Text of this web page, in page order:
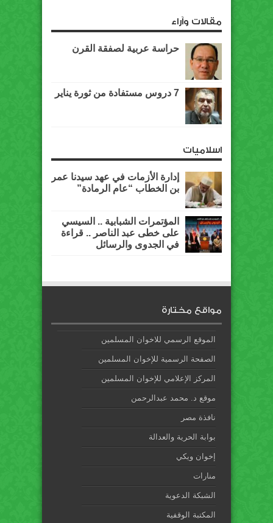
مقالات وآراء
حراسة عربية لصفقة القرن
7 دروس مستفادة من ثورة يناير
اسلاميات
إدارة الأزمات في عهد سيدنا عمر
بن الخطاب “عام الرمادة”
المؤتمرات الشبابية .. السيسي
على خطى عبد الناصر .. قراءة
في الجدوى والرسائل
مواقع مختارة
الموقع الرسمي للاخوان المسلمين
الصفحة الرسمية للإخوان المسلمين
المركز الإعلامي للإخوان المسلمين
موقع د. محمد عبدالرحمن
نافذة مصر
بوابة الحرية والعدالة
إخوان ويكي
منارات
الشبكة الدعوية
المكتبة الوقفية